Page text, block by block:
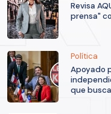
Revisa
prensa"
Política
Apoyado
que